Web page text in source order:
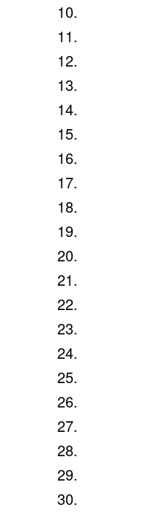
10.
11.
12.
13.
14.
15.
16.
17.
18.
19.
20.
21.
22.
23.
24.
25.
26.
27.
28.
29.
30.